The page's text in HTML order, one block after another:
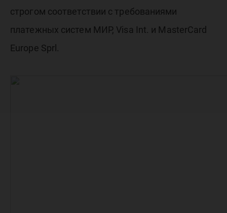
строгом соответствии с требованиями
платежных систем МИР, Visa Int. и MasterCard
Europe Sprl.